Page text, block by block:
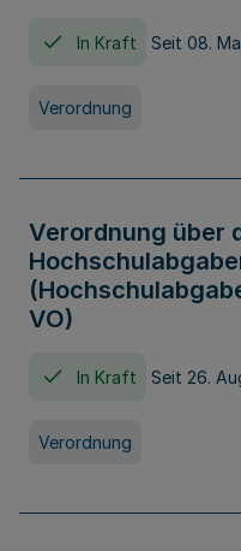
In Kraft Seit 08.
Verordnung
Verordnung über
VO)
In Kraft Seit 26.
Verordnung